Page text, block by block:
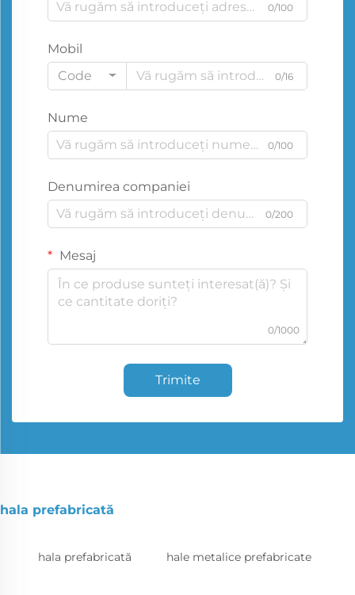
0/100
Mobil
Code
0/16
Nume
0/100
Denumirea companiei
0/200
Mesaj
0/1000
Trimite
hala prefabricată
hala prefabricată hale metalice prefabricate